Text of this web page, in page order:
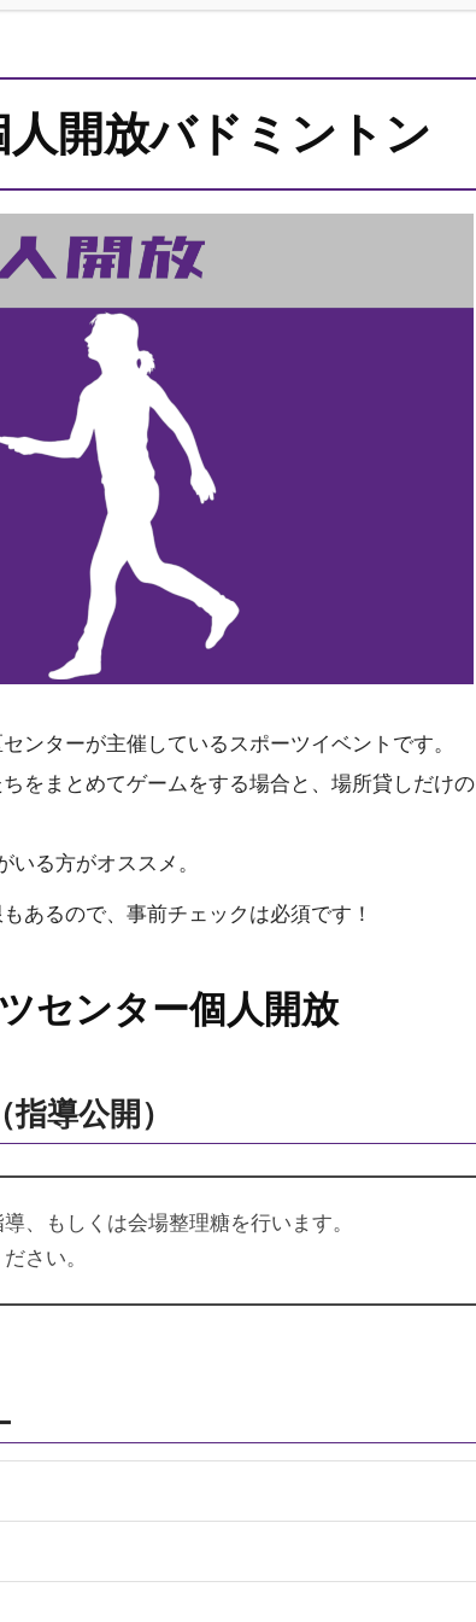
開放バドミントン
ンターが主催しているスポーツイベントです。
をまとめてゲームをする場合と、場所貸しだけの
る方がオススメ。
あるので、事前チェックは必須です！
センター個人開放
導公開）
、もしくは会場整理糖を行います。
さい。